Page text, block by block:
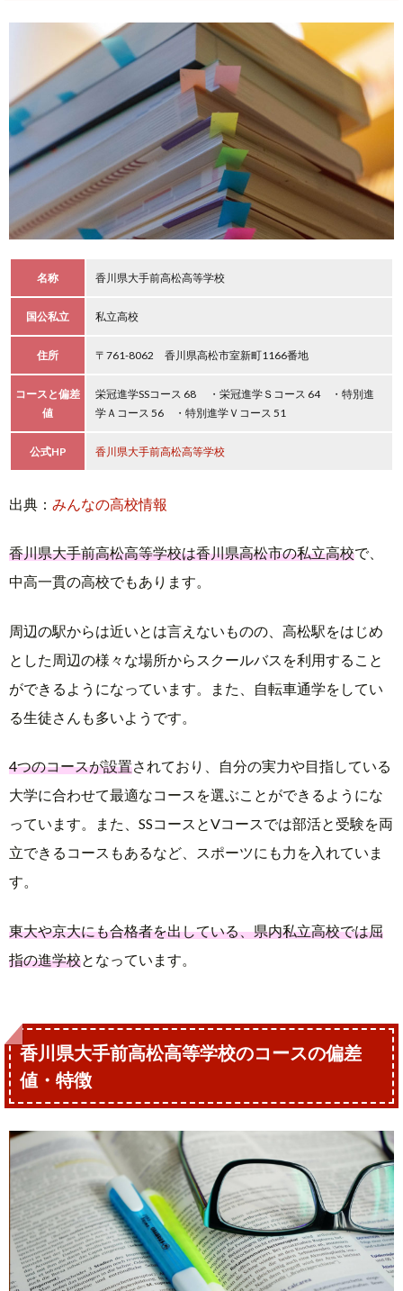
名称 香川県大手前高松高等学校
国公私立 私立高校
住所 〒761-8062 香川県高松市室新町1166番地
コースと偏差
値
栄冠進学SSコース 68 ・栄冠進学Ｓコース 64 ・特別進
学Ａコース 56 ・特別進学Ｖコース 51
公式HP 香川県大手前高松高等学校
出典： みんなの高校情報
香川県大手前高松高等学校は香川県高松市の私立高校で、
中高一貫の高校でもあります。
周辺の駅からは近いとは言えないものの、高松駅をはじめ
とした周辺の様々な場所からスクールバスを利用すること
ができるようになっています。また、自転車通学をしてい
る生徒さんも多いようです。
4つのコースが設置されており、自分の実力や目指している
大学に合わせて最適なコースを選ぶことができるようにな
っています。また、SSコースとVコースでは部活と受験を両
立できるコースもあるなど、スポーツにも力を入れていま
す。
東大や京大にも合格者を出している、県内私立高校では屈
指の進学校となっています。
香川県大手前高松高等学校のコースの偏差
値・特徴